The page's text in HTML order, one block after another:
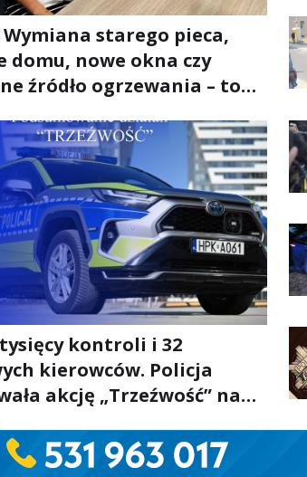
Wymiana starego pieca,
domu, nowe okna czy
źródło ogrzewania – to
i... czystsze powietrze
tysięcy kontroli i 32
kierowców. Policja
akcję „Trzeźwość” na